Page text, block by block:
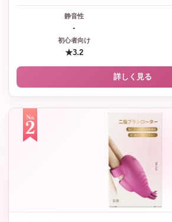
静音性
-
初心者向け
★3.2
詳しく見る